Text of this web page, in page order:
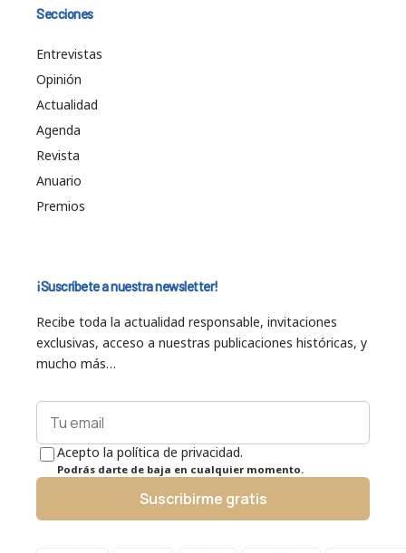
Secciones
Entrevistas
Opinión
Actualidad
Agenda
Revista
Anuario
Premios
¡Suscríbete a nuestra newsletter!
Recibe toda la actualidad responsable, invitaciones
exclusivas, acceso a nuestras publicaciones históricas, y
mucho más…
Acepto la política de privacidad.
Podrás darte de baja en cualquier momento.
Suscribirme gratis